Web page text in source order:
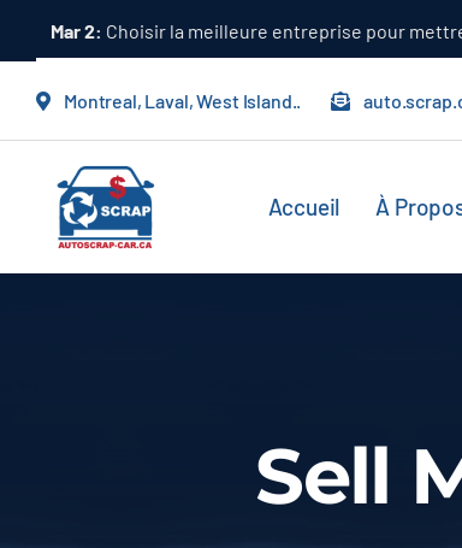
contenu
Mar 2: Choisir la meilleure entreprise pour
Montreal, Laval, West Island..
Accueil À
Sell